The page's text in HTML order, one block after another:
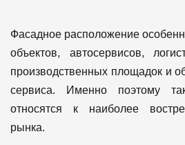
Фасадное расположение
объектов, автосервисов,
производственных площадок и
сервиса.
Именно поэтому
относятся к наиболее
рынка.